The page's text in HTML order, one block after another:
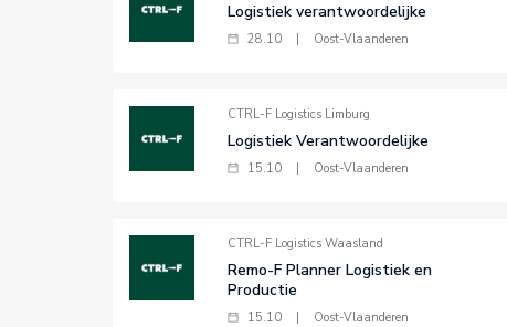
Logistiek verantwoordelijke
28.10 Oost-Vlaanderen
CTRL-F Logistics Limburg
Logistiek Verantwoordelijke
15.10 Oost-Vlaanderen
CTRL-F Logistics Waasland
Remo-F Planner Logistiek en
Productie
15.10 Oost-Vlaanderen